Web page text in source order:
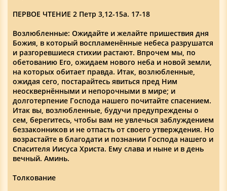
ПЕРВОЕ ЧТЕНИЕ 2 Петр 3,12-15a. 17-18
Возлюбленные: Ожидайте и желайте пришествия дня
Божия, в который воспламенённые небеса разрушатся
и разгоревшиеся стихии растают. Впрочем мы, по
обетованию Его, ожидаем нового неба и новой земли,
на которых обитает правда. Итак, возлюбленные,
ожидая сего, постарайтесь явиться пред Ним
неосквернёнными и непорочными в мире; и
долготерпение Господа нашего почитайте спасением.
Итак вы, возлюбленные, будучи предупреждены о
сем, берегитесь, чтобы вам не увлечься заблуждением
беззаконников и не отпасть от своего утверждения. Но
возрастайте в благодати и познании Господа нашего и
Спасителя Иисуса Христа. Ему слава и ныне и в день
вечный. Аминь.
Толкование